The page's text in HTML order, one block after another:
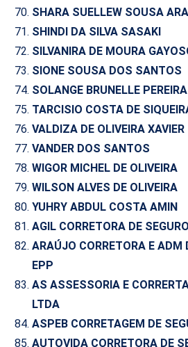
SHARA SUELLEW SOUSA
SHINDI DA SILVA SASAKI
SILVANIRA DE MOURA
SIONE SOUSA DOS SANTOS
SOLANGE BRUNELLE
TARCISIO COSTA DE
VALDIZA DE OLIVEIRA XAVIER
VANDER DOS SANTOS
WIGOR MICHEL DE OLIVEIRA
WILSON ALVES DE OLIVEIRA
YUHRY ABDUL COSTA AMIN
AGIL CORRETORA DE
ARAÚJO CORRETORA E ADM
EPP
AS ASSESSORIA E
LTDA
ASPEB CORRETAGEM DE
AUTOVIDA CORRETORA DE